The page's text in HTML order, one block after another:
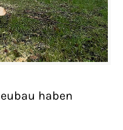
haben